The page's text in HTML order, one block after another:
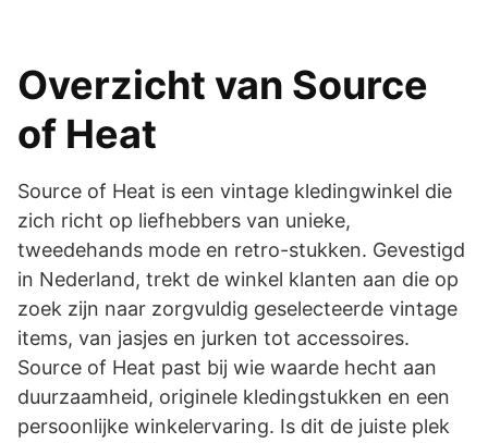
Overzicht van Source
of Heat
Source of Heat is een vintage kledingwinkel die
zich richt op liefhebbers van unieke,
tweedehands mode en retro-stukken. Gevestigd
in Nederland, trekt de winkel klanten aan die op
zoek zijn naar zorgvuldig geselecteerde vintage
items, van jasjes en jurken tot accessoires.
Source of Heat past bij wie waarde hecht aan
duurzaamheid, originele kledingstukken en een
persoonlijke winkelervaring. Is dit de juiste plek